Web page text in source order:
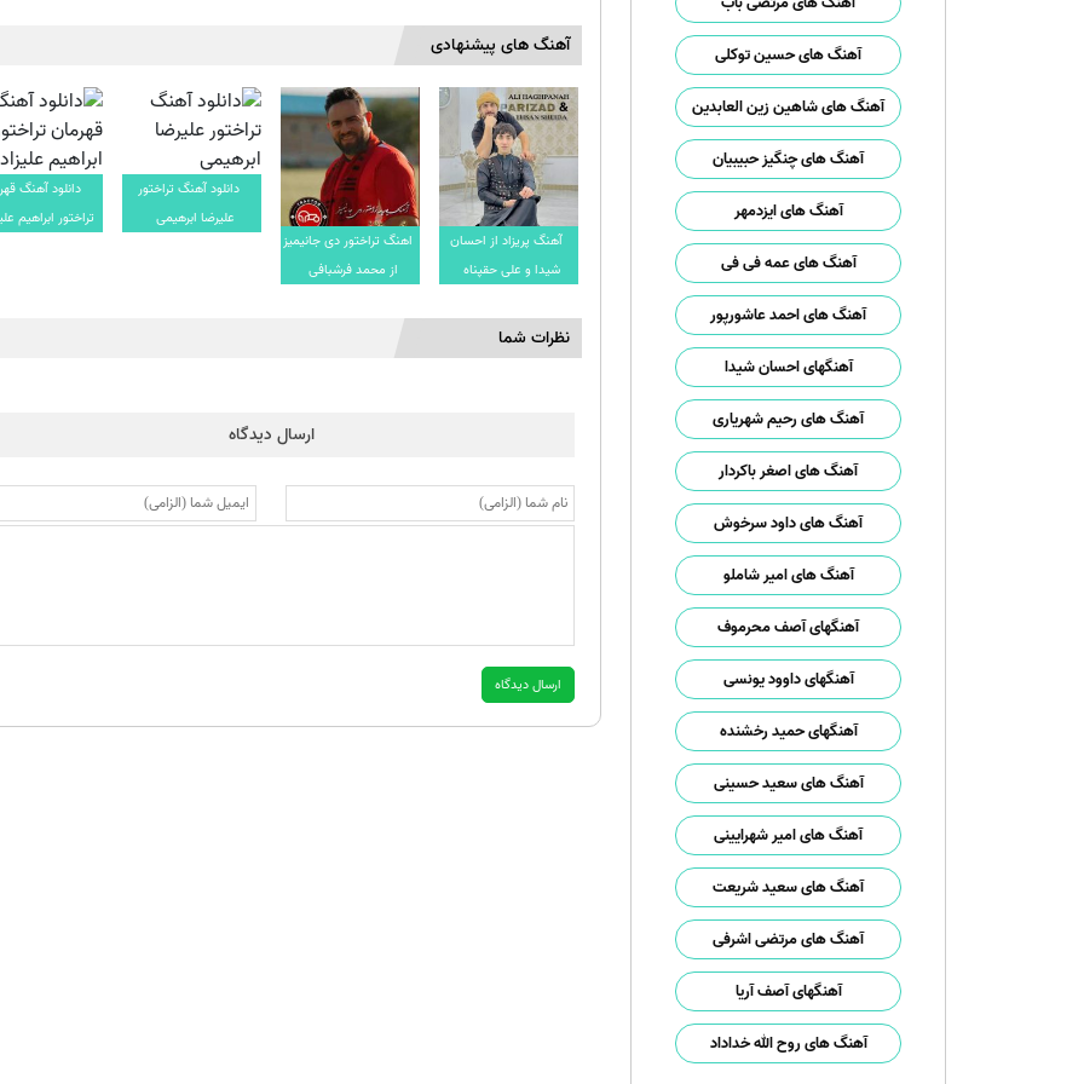
آهنگ های حسین توکلی
آهنگ های شاهین زین العابدین
آهنگ های چنگیز حبیبیان
آهنگ های ایزدمهر
آهنگ های عمه فی فی
آهنگ های احمد عاشورپور
آهنگهای احسان شیدا
آهنگ های رحیم شهریاری
آهنگ های اصغر باکردار
آهنگ های داود سرخوش
آهنگ های امیر شاملو
آهنگهای آصف محرموف
آهنگهای داوود یونسی
آهنگهای حمید رخشنده
آهنگ های سعید حسینی
آهنگ های امیر شهرایینی
آهنگ های سعید شریعت
آهنگ های مرتضی اشرفی
آهنگهای آصف آریا
آهنگ های روح الله خداداد
آهنگ های پیشنهادی
آهنگ پریزاد از احسان
شیدا و علی حقپناه
اهنگ تراختور دی جانیمیز
از محمد فرشبافی
دانلود آهنگ تراختور
علیرضا ابرهیمی
دانلود آهنگ
تراختور ابراهیم
نظرات شما
ارسال دیدگاه